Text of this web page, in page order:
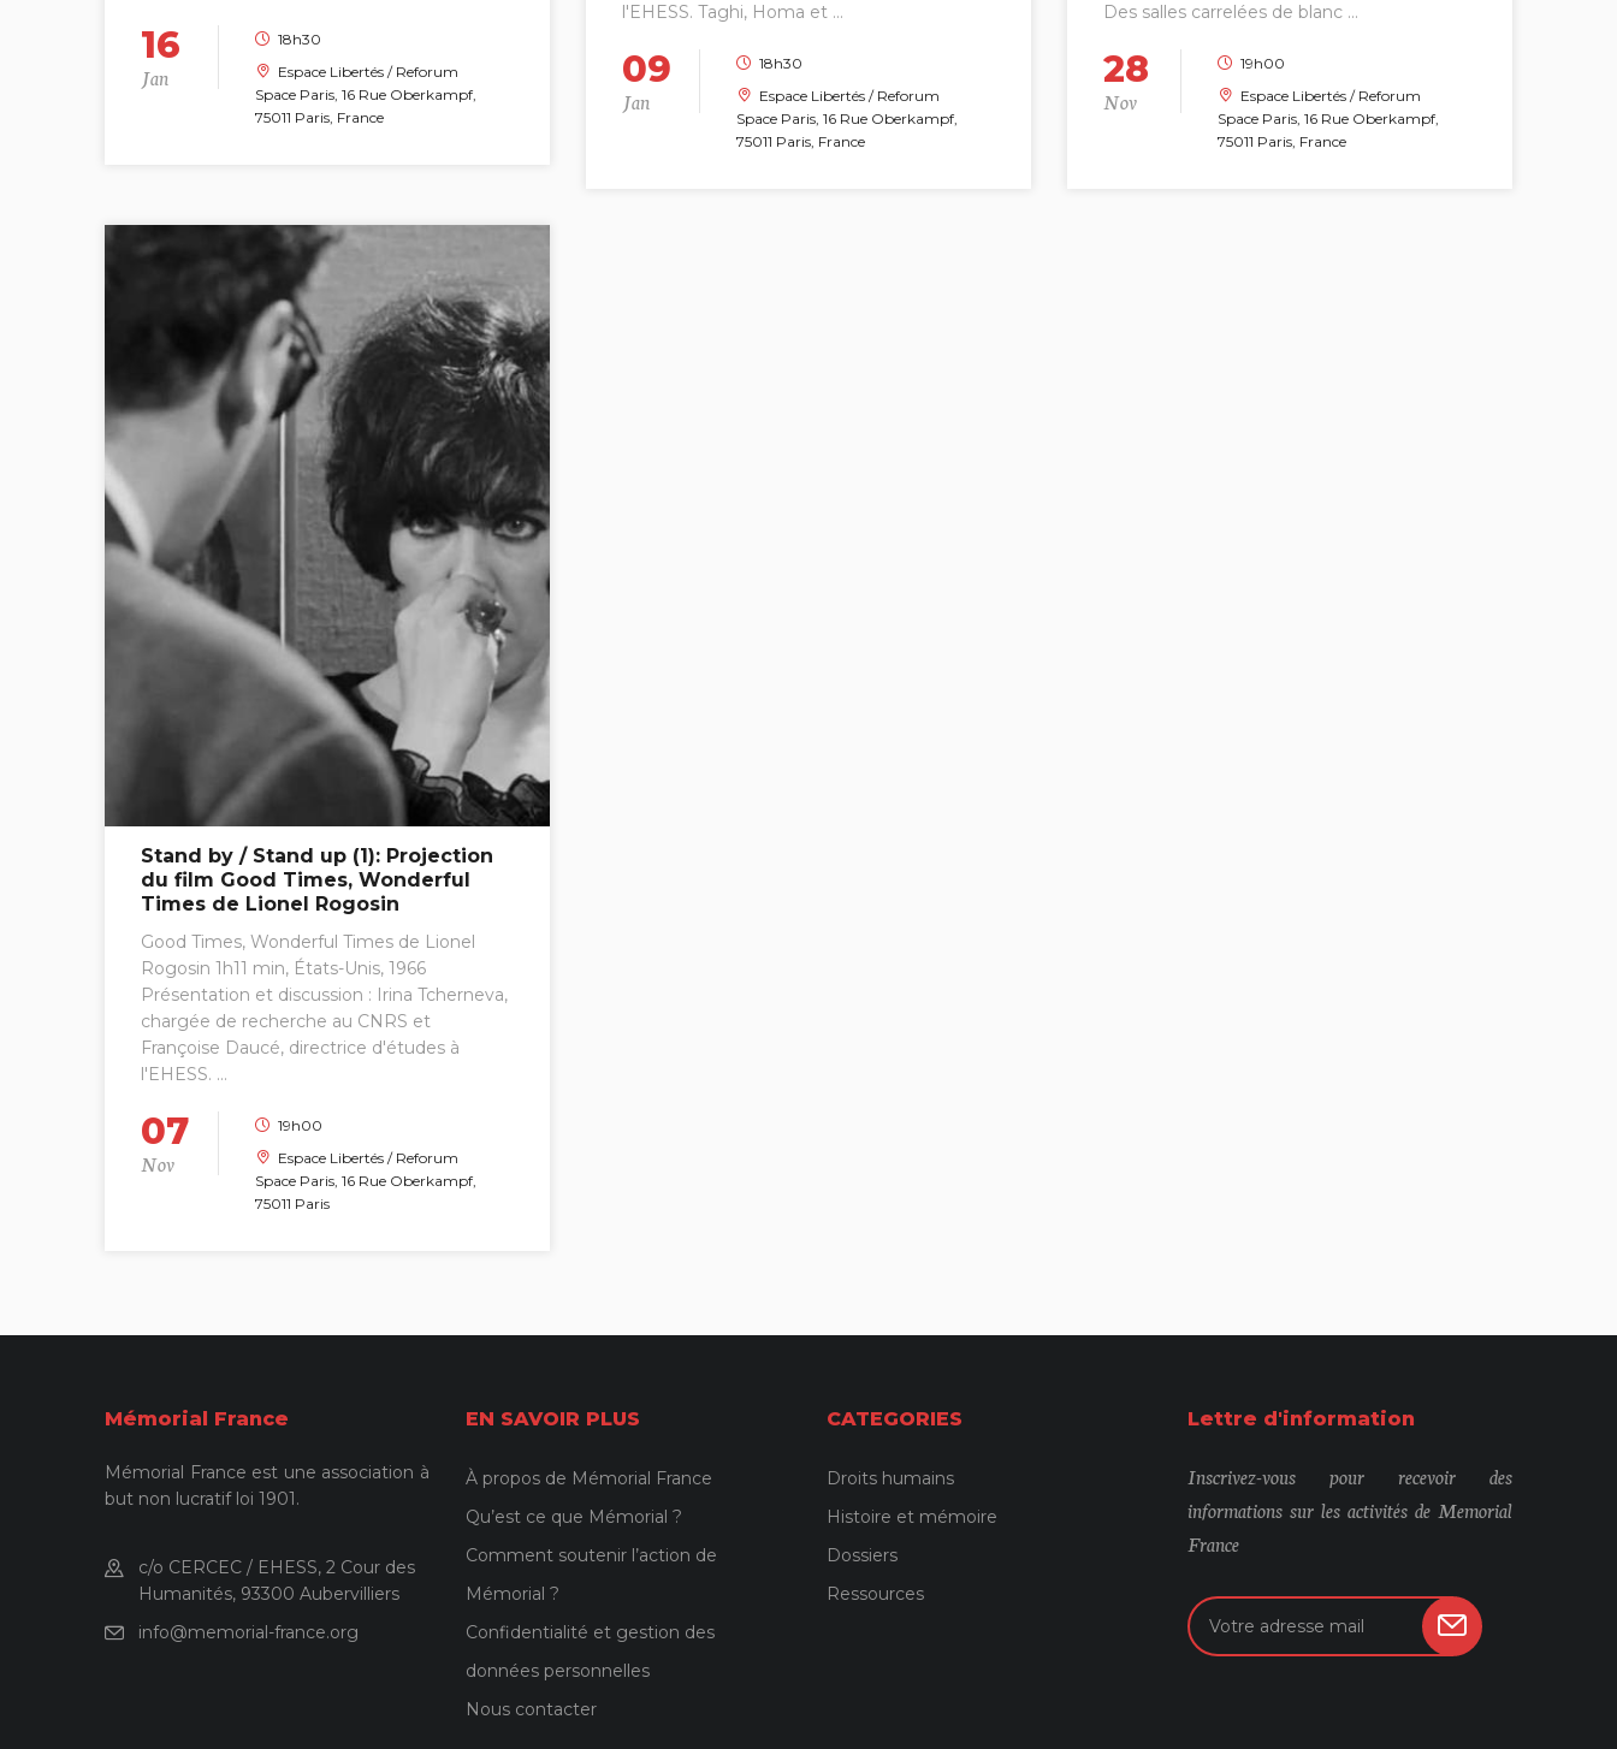
16
Jan
18h30
Espace Libertés / Reforum
Space Paris, 16 Rue Oberkampf,
75011 Paris, France
l'EHESS. Taghi, Homa et ...
09
Jan
18h30
Espace Libertés / Reforum
Space Paris, 16 Rue Oberkampf,
75011 Paris, France
Des salles carrelées de blanc ...
28
Nov
19h00
Espace Libertés / Reforum
Space Paris, 16 Rue Oberkampf,
75011 Paris, France
Stand by / Stand up (1): Projection
du film Good Times, Wonderful
Times de Lionel Rogosin
Good Times, Wonderful Times de Lionel
Rogosin 1h11 min, États-Unis, 1966
Présentation et discussion : Irina Tcherneva,
chargée de recherche au CNRS et
Françoise Daucé, directrice d'études à
l'EHESS. ...
07
Nov
19h00
Espace Libertés / Reforum
Space Paris, 16 Rue Oberkampf,
75011 Paris
Mémorial France
Mémorial France est une association à
but non lucratif loi 1901.
c/o CERCEC / EHESS, 2 Cour des
Humanités, 93300 Aubervilliers
info@memorial-france.org
EN SAVOIR PLUS
À propos de Mémorial France
Qu’est ce que Mémorial ?
Comment soutenir l’action de
Mémorial ?
Confidentialité et gestion des
données personnelles
Nous contacter
CATEGORIES
Droits humains
Histoire et mémoire
Dossiers
Ressources
Lettre d'information
Inscrivez-vous pour recevoir des
informations sur les activités de Memorial
France